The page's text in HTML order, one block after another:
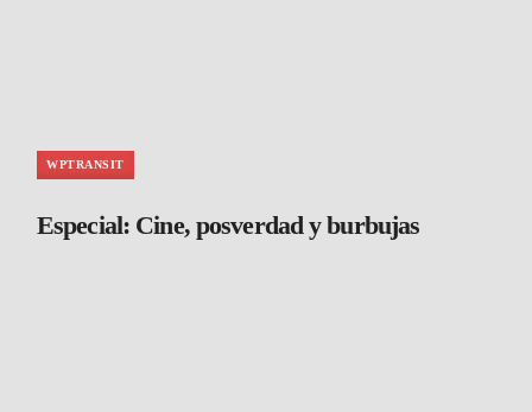
WPTRANSIT
Especial: Cine, posverdad y burbujas